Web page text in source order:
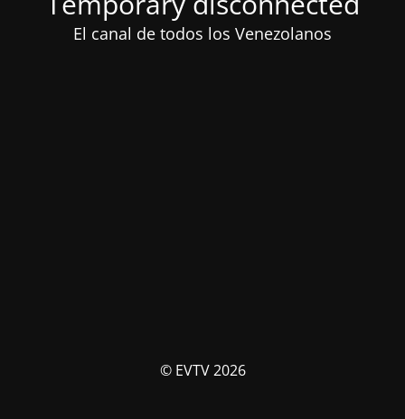
El canal de todos los Venezolanos
© EVTV 2026